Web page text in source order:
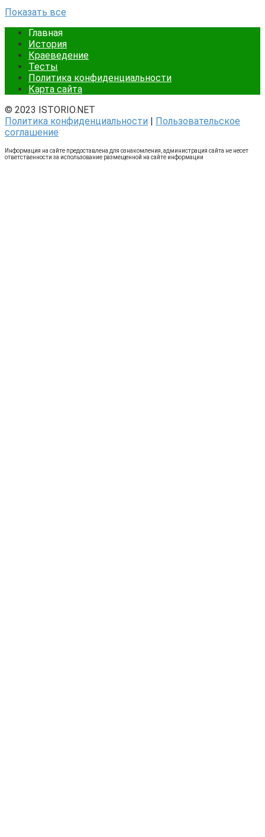
Показать все
Главная
История
Краеведение
Тесты
Политика конфиденциальности
Карта сайта
© 2023 ISTORIO.NET
Политика конфиденциальности | Пользовательское
соглашение
Информация на сайте предоставлена для ознакомления, администрация сайта не несет
ответственности за использование размещенной на сайте информации